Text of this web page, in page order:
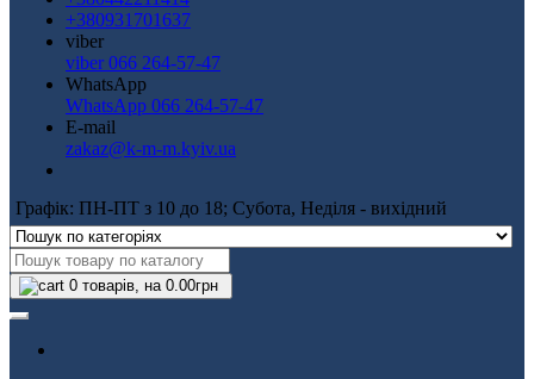
+380931701637
viber
viber 066 264-57-47
WhatsApp
WhatsApp 066 264-57-47
E-mail
zakaz@k-m-m.kyiv.ua
Графік: ПН-ПТ з 10 до 18; Субота, Неділя - вихідний
0 товарів, на 0.00грн